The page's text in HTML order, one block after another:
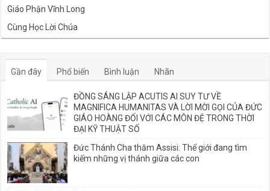
Giáo Phận Vĩnh Long
Cùng Học Lời Chúa
Gần đây Phổ biến Bình luận Nhãn
ĐỒNG SÁNG LẬP ACUTIS AI SUY TƯ VỀ
MAGNIFICA HUMANITAS VÀ LỜI MỜI GỌI CỦA ĐỨC
GIÁO HOÀNG ĐỐI VỚI CÁC MÔN ĐỆ TRONG THỜI
ĐẠI KỸ THUẬT SỐ
Đức Thánh Cha thăm Assisi: Thế giới đang tìm
kiếm những vị thánh giữa các con